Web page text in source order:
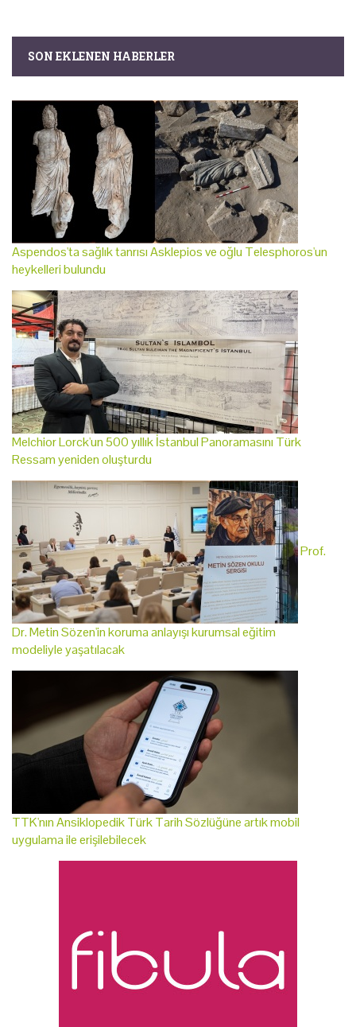
SON EKLENEN HABERLER
Aspendos'ta sağlık tanrısı Asklepios ve oğlu Telesphoros'un
heykelleri bulundu
Melchior Lorck'un 500 yıllık İstanbul Panoramasını Türk
Ressam yeniden oluşturdu
Prof.
Dr. Metin Sözen'in koruma anlayışı kurumsal eğitim
modeliyle yaşatılacak
TTK'nın Ansiklopedik Türk Tarih Sözlüğüne artık mobil
uygulama ile erişilebilecek